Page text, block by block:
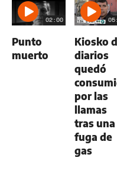
02:00
Punto
muerto
Kiosko
diarios
quedó
por las
llamas
tras una
fuga de
gas